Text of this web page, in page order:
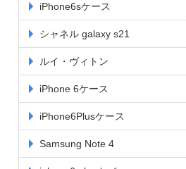
iPhone6sケース
シャネル galaxy s21
ルイ・ヴィトン
iPhone 6ケース
iPhone6Plusケース
Samsung Note 4